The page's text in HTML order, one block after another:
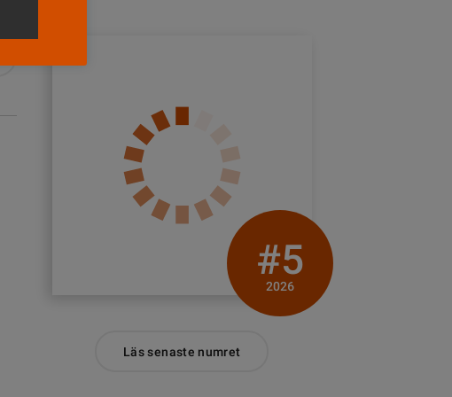
#5
2026
Läs senaste numret